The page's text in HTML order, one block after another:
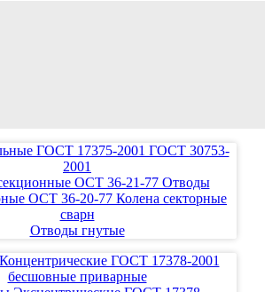
ГОСТ 17375-2001 ГОСТ 30753-
2001
ОСТ 36-21-77 Отводы
ОСТ 36-20-77 Колена секторные
сварн
Отводы гнутые
ГОСТ 17378-2001
бесшовные приварные